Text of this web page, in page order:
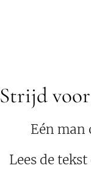
Strijd
Eén man
Lees de